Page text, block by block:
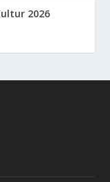
2026